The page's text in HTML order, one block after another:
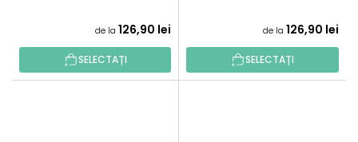
de la 126,90 lei
SELECTAȚI
de la 126,90 lei
SELECTAȚI